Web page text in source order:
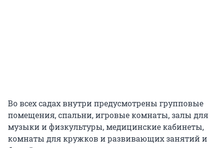
Во всех садах внутри предусмотрены групповые
помещения, спальни, игровые комнаты, залы для
музыки и физкультуры, медицинские кабинеты,
комнаты для кружков и развивающих занятий и